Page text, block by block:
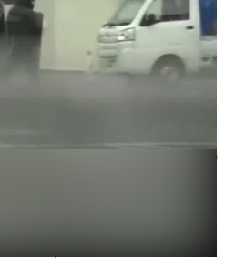
報道，這頭熊在超市內的肉
，貨架上的肉類幾乎被其一
，秋田縣內多處陸續出現熊
防範熊出沒的警報從11月30